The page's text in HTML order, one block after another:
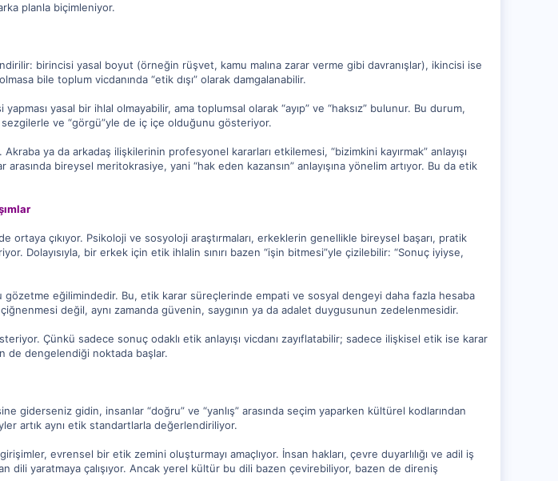
planla biçimleniyor.
birincisi yasal boyut (örneğin rüşvet, kamu malına zarar verme gibi davranışlar), ikincisi ise
bile toplum vicdanında “etik dışı” olarak damgalanabilir.
yasal bir ihlal olmayabilir, ama toplumsal olarak “ayıp” ve “haksız” bulunur. Bu durum,
ve “görgü”yle de iç içe olduğunu gösteriyor.
ya da arkadaş ilişkilerinin profesyonel kararları etkilemesi, “bizimkini kayırmak” anlayışı
bireysel meritokrasiye, yani “hak eden kazansın” anlayışına yönelim artıyor. Bu da etik
çıkıyor. Psikoloji ve sosyoloji araştırmaları, erkeklerin genellikle bireysel başarı, pratik
Dolayısıyla, bir erkek için etik ihlalin sınırı bazen “işin bitmesi”yle çizilebilir: “Sonuç iyiyse,
gözetme eğilimindedir. Bu, etik karar süreçlerinde empati ve sosyal dengeyi daha fazla hesaba
çiğnenmesi değil, aynı zamanda güvenin, saygının ya da adalet duygusunun zedelenmesidir.
Çünkü sadece sonuç odaklı etik anlayışı vicdanı zayıflatabilir; sadece ilişkisel etik ise karar
de dengelendiği noktada başlar.
giderseniz gidin, insanlar “doğru” ve “yanlış” arasında seçim yaparken kültürel kodlarından
artık aynı etik standartlarla değerlendiriliyor.
evrensel bir etik zemini oluşturmayı amaçlıyor. İnsan hakları, çevre duyarlılığı ve adil iş
dili yaratmaya çalışıyor. Ancak yerel kültür bu dili bazen çevirebiliyor, bazen de direniş